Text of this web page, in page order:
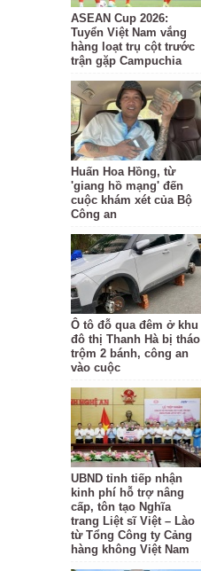
ASEAN Cup 2026:
Tuyển Việt Nam vắng
hàng loạt trụ cột trước
trận gặp Campuchia
Huấn Hoa Hồng, từ
'giang hồ mạng' đến
cuộc khám xét của Bộ
Công an
Ô tô đỗ qua đêm ở khu
đô thị Thanh Hà bị tháo
trộm 2 bánh, công an
vào cuộc
UBND tỉnh tiếp nhận
kinh phí hỗ trợ nâng
cấp, tôn tạo Nghĩa
trang Liệt sĩ Việt – Lào
từ Tổng Công ty Cảng
hàng không Việt Nam